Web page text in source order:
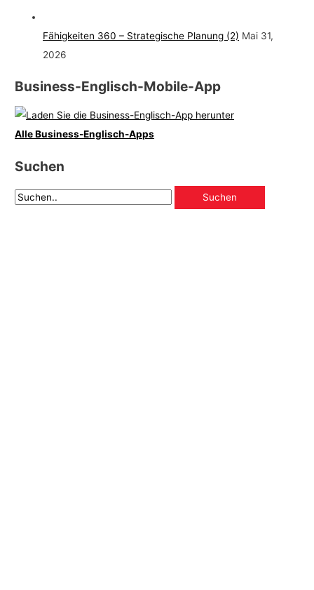
Fähigkeiten 360 – Strategische Planung (2) Mai 31,
2026
Business-Englisch-Mobile-App
Alle Business-Englisch-Apps
Suchen